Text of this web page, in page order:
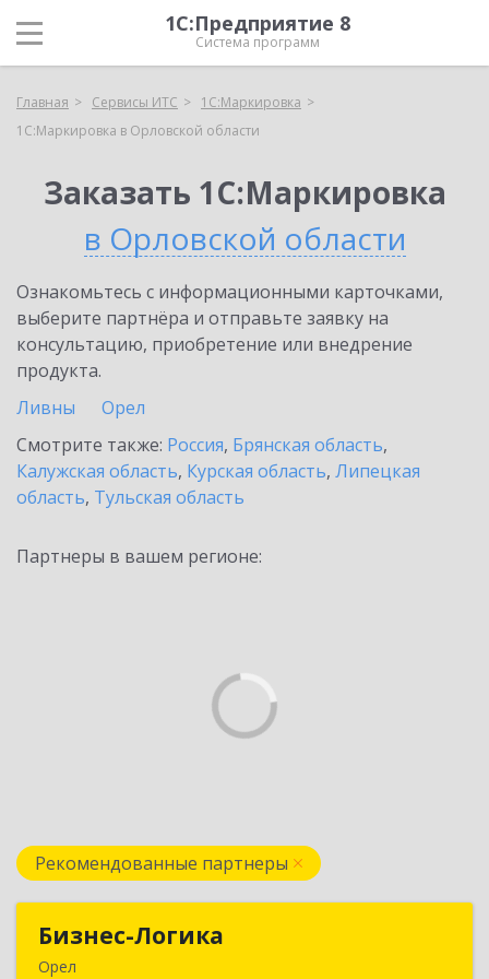
1С:Предприятие 8
Система программ
Главная Сервисы ИТС
1С:Маркировка
1С:Маркировка в Орловской области
Заказать 1С:Маркировка
в Орловской области
Ознакомьтесь с информационными карточками,
выберите партнёра и отправьте заявку на
консультацию, приобретение или внедрение
продукта.
Ливны
Орел
Смотрите также: Россия, Брянская область,
Калужская область, Курская область, Липецкая
область, Тульская область
Партнеры в вашем регионе:
Рекомендованные партнеры
Бизнес-Логика
Орел